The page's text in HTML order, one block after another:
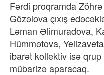
Fərdi proqramda
Gözəlova çıxış
Ləman Əlimuradova,
Hümmətova,
ibarət kollektiv isə
mübarizə aparacaq.